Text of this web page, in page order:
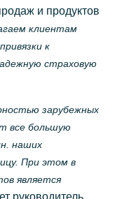
и продуктов
клиентам
к
страховую
зарубежных
все большую
наших
При этом в
является
руководитель